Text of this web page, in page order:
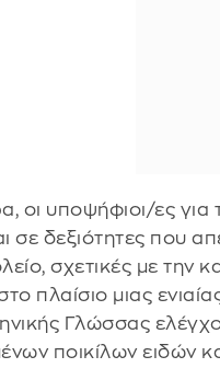
οι υποψήφιοι/ες
σε δεξιότητες που
σχετικές με την
πλαίσιο μιας
Γλώσσας
ποικίλων ειδών